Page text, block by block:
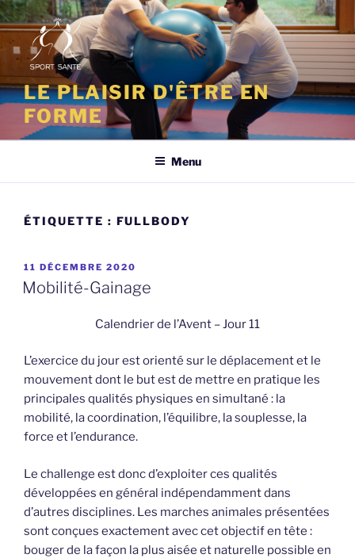
Aller
au
contenu
principal
LE PLAISIR D'ÊTRE EN
FORME
Menu
ÉTIQUETTE : FULLBODY
PUBLIÉ
LE
11 DÉCEMBRE 2020
Mobilité-Gainage
Calendrier de l’Avent – Jour 11
L’exercice du jour est orienté sur le déplacement et le
mouvement dont le but est de mettre en pratique les
principales qualités physiques en simultané : la
mobilité, la coordination, l’équilibre, la souplesse, la
force et l’endurance.
Le challenge est donc d’exploiter ces qualités
développées en général indépendamment dans
d’autres disciplines. Les marches animales présentées
sont conçues exactement avec cet objectif en tête :
bouger de la façon la plus aisée et naturelle possible en